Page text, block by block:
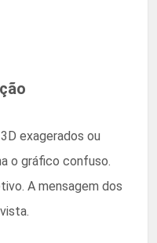
exagerados ou
o gráfico confuso.
A mensagem dos